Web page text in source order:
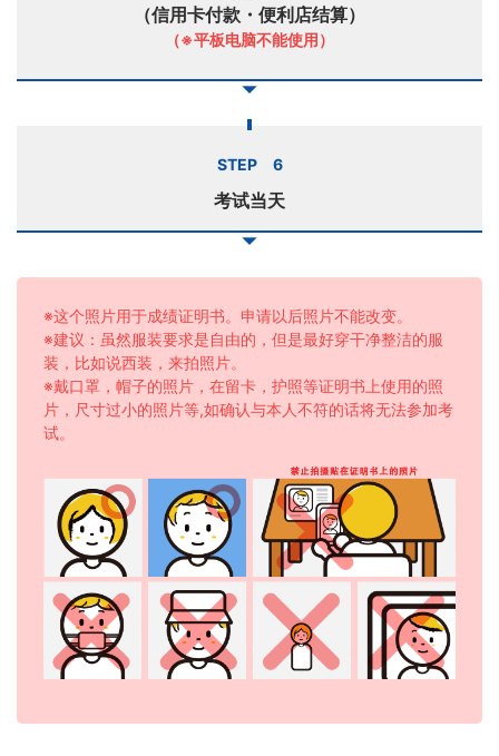
（信用卡付款・便利店结算）
（※平板电脑不能使用）
STEP 6
考试当天
※这个照片用于成绩证明书。申请以后照片不能改变。
※建议：虽然服装要求是自由的，但是最好穿干净整洁的服
装，比如说西装，来拍照片。
※戴口罩，帽子的照片，在留卡，护照等证明书上使用的照
片，尺寸过小的照片等,如确认与本人不符的话将无法参加考
试。